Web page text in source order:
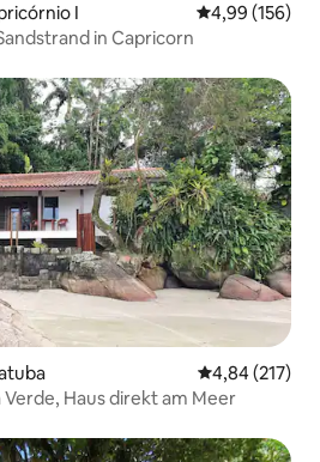
I
4,99 (156)
in Capricorn
4,84 (217)
Verde, Haus direkt am Meer